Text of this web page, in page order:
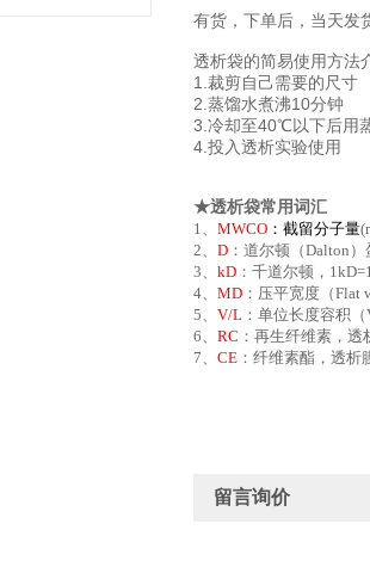
有货，下单后，当天发
透析袋的简易使用方法
1.裁剪自己需要的尺寸
2.蒸馏水煮沸10分钟
3.冷却至40℃以下后用
4.投入透析实验使用
★透析袋常用词汇
1、 MWCO ： 截留分子量
2、 D ：道尔顿（Dalton
3、 kD ：千道尔顿，
4、 MD ：压平宽度（
5、 V/L ：单位长度容积
6、 RC ：再生纤维素，
7、 CE ：纤维素酯，透析
留言询价